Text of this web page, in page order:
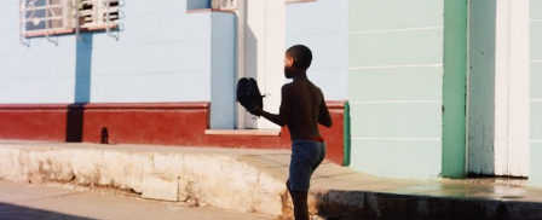
A La Havane, Cienfuegos et Trinidad, explorer des sites classés au
Patrimoine de l’Humanité